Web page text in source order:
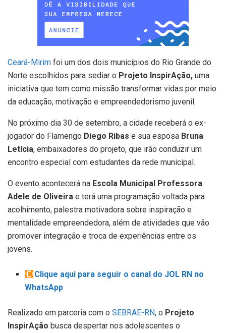
Ceará-Mirim foi um dos dois municípios do Rio Grande do
Norte escolhidos para sediar o Projeto InspirAção, uma
iniciativa que tem como missão transformar vidas por meio
da educação, motivação e empreendedorismo juvenil.
No próximo dia 30 de setembro, a cidade receberá o ex-
jogador do Flamengo Diego Ribas e sua esposa Bruna
Letícia, embaixadores do projeto, que irão conduzir um
encontro especial com estudantes da rede municipal.
O evento acontecerá na Escola Municipal Professora
Adele de Oliveira e terá uma programação voltada para
acolhimento, palestra motivadora sobre inspiração e
mentalidade empreendedora, além de atividades que vão
promover integração e troca de experiências entre os
jovens.
Clique aqui para seguir o canal do JOL RN no
WhatsApp
Realizado em parceria com o SEBRAE-RN, o Projeto
InspirAção busca despertar nos adolescentes o